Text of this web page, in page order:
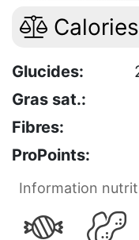
Glucides:
Gras sat.:
Fibres:
ProPoints:
Information